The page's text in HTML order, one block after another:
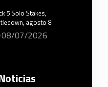
5 Solo Stakes,
agosto 8
08/07/2026